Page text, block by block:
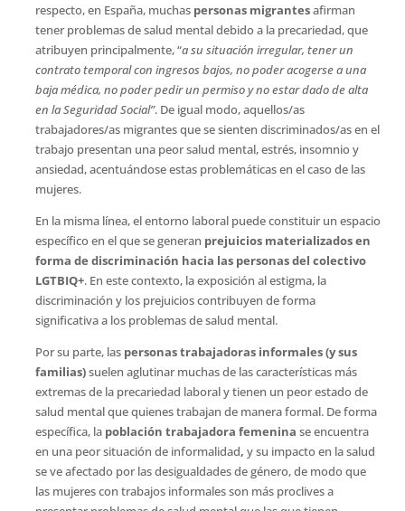
respecto, en España, muchas personas migrantesafirman
tener problemas de salud mental debido a la precariedad, que
atribuyen principalmente, “a su situación irregular, tener un
contrato temporal con ingresos bajos, no poder acogerse a una
baja médica, no poder pedir un permiso y no estar dado de alta
en la Seguridad Social”. De igual modo, aquellos/as
trabajadores/as migrantes que se sienten discriminados/as en el
trabajo presentan una peor salud mental, estrés, insomnio y
ansiedad, acentuándose estas problemáticas en el caso de las
mujeres.
En la misma línea, el entorno laboral puede constituir un espacio
específico en el que se generan prejuicios materializados en
forma de discriminación hacia las personas del colectivo
LGTBIQ+. En este contexto, la exposición al estigma, la
discriminación y los prejuicios contribuyen de forma
significativa a los problemas de salud mental.
Por su parte, las personas trabajadoras informales (y sus
familias)suelen aglutinar muchas de las características más
extremas de la precariedad laboral y tienen un peor estado de
salud mental que quienes trabajan de manera formal. De forma
específica, la población trabajadora femenina se encuentra
en una peor situación de informalidad, y su impacto en la salud
se ve afectado por las desigualdades de género, de modo que
las mujeres con trabajos informales son más proclives a